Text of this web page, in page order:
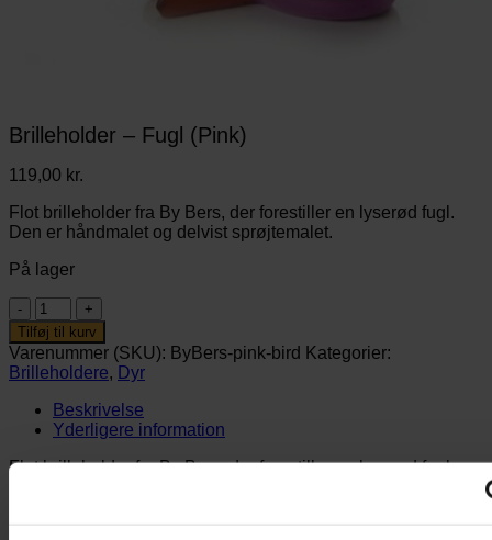
Brilleholder – Fugl (Pink)
119,00 kr.
Flot brilleholder fra By Bers, der forestiller en lyserød fugl.
Den er håndmalet og delvist sprøjtemalet.
På lager
Brilleholder
–
Fugl
(Pink)
antal
Tilføj til kurv
Varenummer (SKU): ByBers-pink-bird Kategorier:
Brilleholdere, Dyr
Beskrivelse
Yderligere information
Flot brilleholder fra By Bers, der forestiller en lyserød fugl.
bliver brugt. Kan hjælpe barnet med at holde styr på dem. Stil